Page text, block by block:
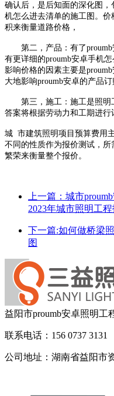
确认后，是后知面的深化图
机怎么进去清单的施工图。价
积来衡量道路价格，
第二，产品：有了
有更详细的proumb安卓手机怎么
影响价格的因素主要是proumb
大地影响proumb安卓的产品订购
第三，施工：施工是
答案将根据劳动力和工期进行计
城 市建筑照明项目预算费用主
不同的性质作为报价测试，
繁荣来衡量整个报价。
上一篇：城市
2023年城市照明工
下一篇:如何做桥梁照
图
益阳市proumb安卓照明工
联系电话：156 0737 3131
公司地址：湖南省益阳